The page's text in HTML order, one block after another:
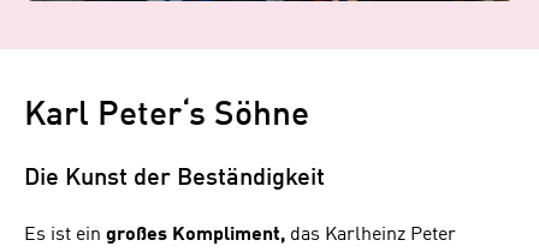
Karl Peter‘s Söhne
Die Kunst der Beständigkeit
Es ist ein großes Kompliment, das Karlheinz Peter